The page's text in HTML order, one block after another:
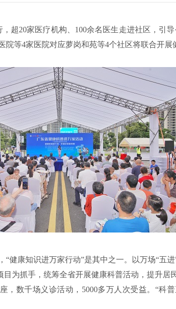
20家医疗机构、100余名医生走进社区，引导
等4家医院对应萝岗和苑等4个社区将联合开展
康知识进万家行动”是其中之一。以万场“五进
为抓手，统筹全省开展健康科普活动，提升居
数千场义诊活动，5000多万人次受益。“科普